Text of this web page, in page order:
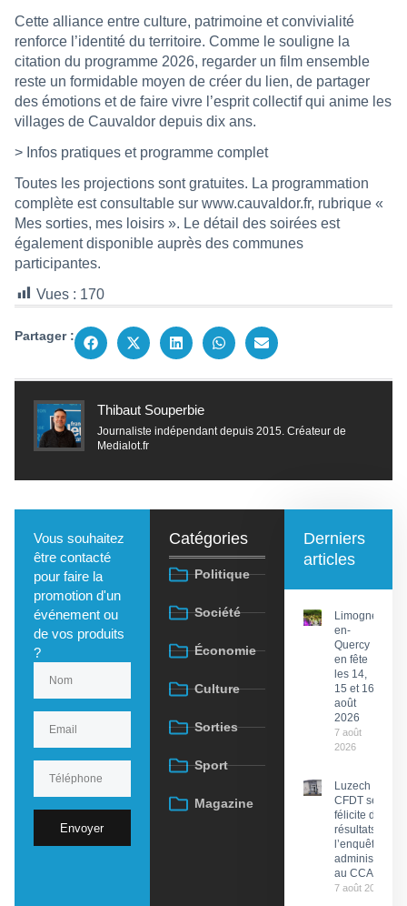
Cette alliance entre culture, patrimoine et convivialité
renforce l’identité du territoire. Comme le souligne la
citation du programme 2026, regarder un film ensemble
reste un formidable moyen de créer du lien, de partager
des émotions et de faire vivre l’esprit collectif qui anime les
villages de Cauvaldor depuis dix ans.
> Infos pratiques et programme complet
Toutes les projections sont gratuites. La programmation
complète est consultable sur www.cauvaldor.fr, rubrique «
Mes sorties, mes loisirs ». Le détail des soirées est
également disponible auprès des communes
participantes.
Vues : 170
Partager :
Thibaut Souperbie
Journaliste indépendant depuis 2015. Créateur de
Medialot.fr
Vous souhaitez
être contacté
pour faire la
promotion d'un
événement ou
de vos produits
?
Envoyer
Catégories
Politique
Société
Économie
Culture
Sorties
Sport
Magazine
Derniers
articles
Limogne-
en-
Quercy
en fête
les 14,
15 et 16
août
2026
7 août
2026
Luzech : La
CFDT se
félicite des
résultats de
l’enquête
administrative
au CCAS
7 août 2026